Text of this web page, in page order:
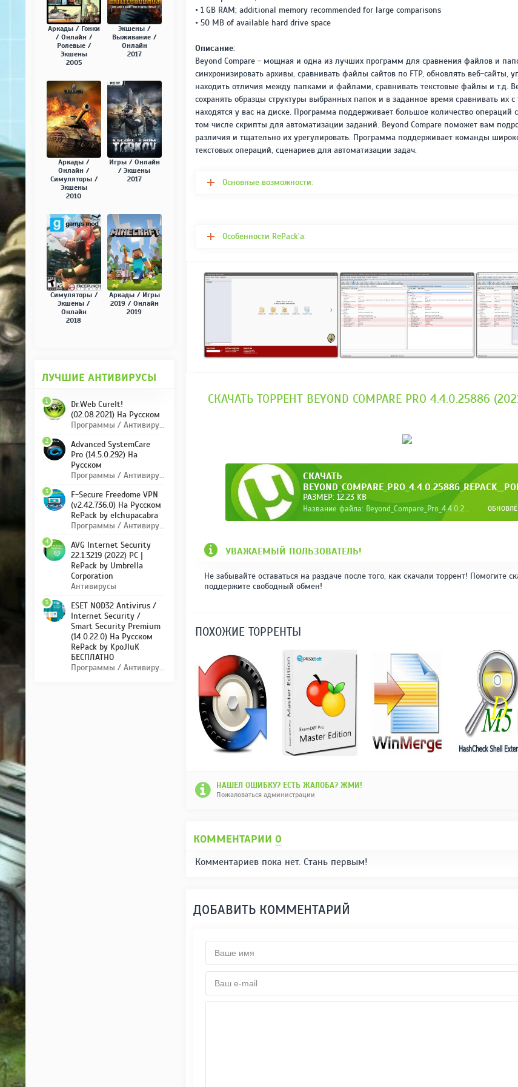
• 1 GB RAM; additional memory recommended for large comparisons
• 50 MB of available hard drive space
Описание:
Beyond Compare - мощная и одна из лучших программ для сравнения файлов и
синхронизировать архивы, сравнивать файлы сайтов по FTP, обновлять веб-сайты,
находить отличия между папками и файлами, сравнивать текстовые файлы и т.д.
сохранять образцы структуры выбранных папок и в заданное время сравнивать их
находятся у вас на диске. Программа поддерживает большое количество
том числе скрипты для автоматизации заданий. Beyond Compare поможет вам
различия и тщательно их урегулировать. Программа поддерживает команды
текстовых операций, сценариев для автоматизации задач.
Основные возможности:
Особенности RePack'a:
СКАЧАТЬ ТОРРЕНТ BEYOND COMPARE PRO 4.4.0.25886
СКАЧАТЬ
РАЗМЕР: 12.23 KB
Название файла: Beyond_Compare_Pro_4.4.0.25886_RePack__Portable.torrent
УВАЖАЕМЫЙ ПОЛЬЗОВАТЕЛЬ!
Не забывайте оставаться на раздаче после того, как скачали торрент! Помогите
поддержите свободный обмен!
ПОХОЖИЕ ТОРРЕНТЫ
НАШЕЛ ОШИБКУ? ЕСТЬ ЖАЛОБА? ЖМИ!
Пожаловаться администрации
КОММЕНТАРИИ 0
Комментариев пока нет. Стань первым!
ДОБАВИТЬ КОММЕНТАРИЙ
Аркады / Гонки
/ Онлайн /
Ролевые /
Экшены
2005
Экшены /
Выживание /
Онлайн
2017
Аркады /
Онлайн /
Симуляторы /
Экшены
2010
Игры / Онлайн
/ Экшены
2017
Симуляторы /
Экшены /
Онлайн
2018
Аркады / Игры
2019 / Онлайн
2019
ЛУЧШИЕ АНТИВИРУСЫ
Dr.Web CureIt!
(02.08.2021) На Русском
Программы / Антивирусы
1
Advanced SystemCare
Pro (14.5.0.292) На
Русском
Программы / Антивирусы
2
F-Secure Freedome VPN
(v2.42.736.0) На Русском
RePack by elchupacabra
Программы / Антивирусы
3
AVG Internet Security
22.1.3219 (2022) PC |
RePack by Umbrella
Corporation
Антивирусы
4
ESET NOD32 Antivirus /
Internet Security /
Smart Security Premium
(14.0.22.0) На Русском
RePack by KpoJIuK
БЕСПЛАТНО
Программы / Антивирусы
5